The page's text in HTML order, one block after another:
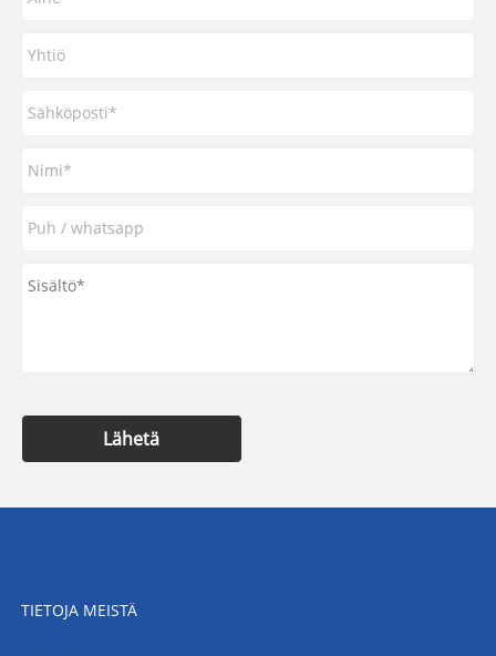
Lähetä
TIETOJA MEISTÄ